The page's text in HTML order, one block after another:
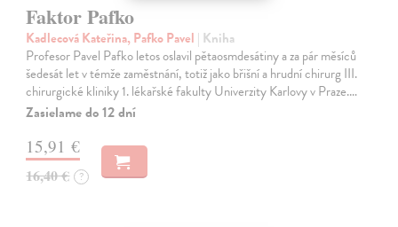
Faktor Pafko
Kadlecová Kateřina, Pafko Pavel | Kniha
Profesor Pavel Pafko letos oslavil pětaosmdesátiny a za pár měsíců
šedesát let v témže zaměstnání, totiž jako břišní a hrudní chirurg III.
chirurgické kliniky 1. lékařské fakulty Univerzity Karlovy v Praze.…
Zasielame do 12 dní
15,91 €
16,40 € ?